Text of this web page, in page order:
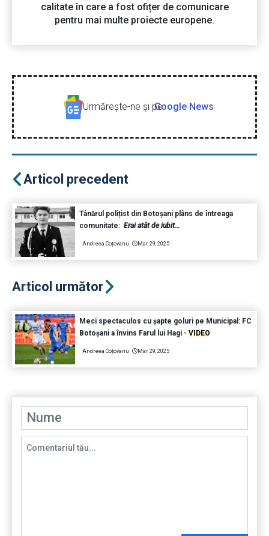
calitate în care a fost ofițer de comunicare
pentru mai multe proiecte europene.
Urmăreşte-ne şi peGoogle News
Articol precedent
Tânărul polițist din Botoșani plâns de întreaga
comunitate: Erai atât de iubit…
Andreea Coțovanu Mar 29, 2025
Articol următor
Meci spectaculos cu șapte goluri pe Municipal: FC
Botoșani a învins Farul lui Hagi - VIDEO
Andreea Coțovanu Mar 29, 2025